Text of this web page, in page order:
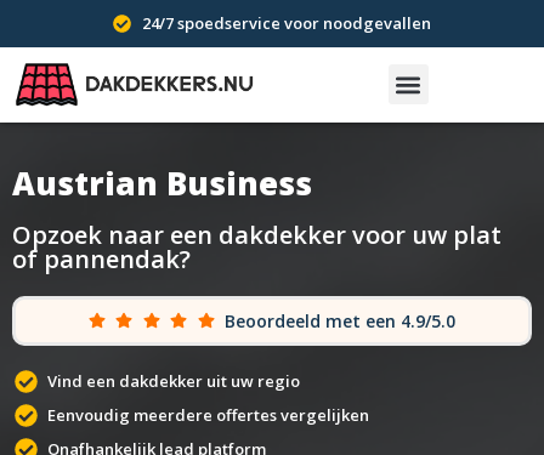
24/7 spoedservice voor noodgevallen
Austrian Business
Opzoek naar een dakdekker voor uw plat
of pannendak?
Beoordeeld met een 4.9/5.0
Vind een dakdekker uit uw regio
Eenvoudig meerdere offertes vergelijken
Onafhankelijk lead platform